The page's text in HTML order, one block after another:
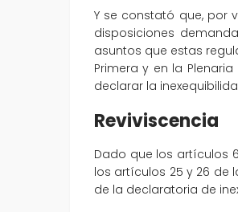
Y se constató que, por
disposiciones
asuntos que estas
Primera y en la
declarar la
Reviviscencia
Dado que los artículos
los artículos 25 y 26 de
de la declaratoria de